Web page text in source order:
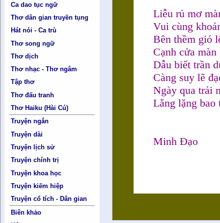
Ca dao tục ngữ
Thơ dân gian truyền tụng
Hát nói - Ca trù
Thơ song ngữ
Thơ dịch
Thơ nhạc - Thơ ngâm
Tập thơ
Thơ đấu tranh
Thơ Haiku (Hài Cú)
Truyện ngắn
Truyện dài
Truyện lịch sử
Truyện chính trị
Truyện khoa học
Truyện kiếm hiệp
Truyện cổ tích - Dân gian
Biên khảo
Liễu rủ mơ
Vui cùng
Bên thềm gió
Cạnh cửa
Dẫu biết trần
Càng suy lẽ
Ngày qua trải
Lẳng lặng
Minh Đạo